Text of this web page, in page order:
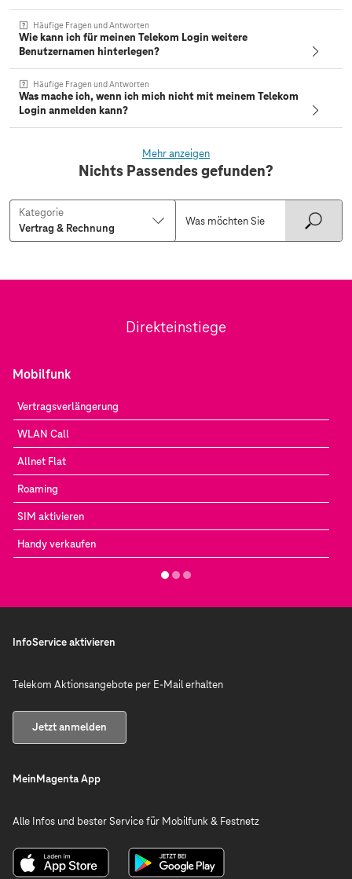
Häufige Fragen und Antworten
Wie kann ich für meinen Telekom Login weitere
Benutzernamen hinterlegen?
Häufige Fragen und Antworten
Was mache ich, wenn ich mich nicht mit meinem Telekom
Login anmelden kann?
Mehr anzeigen
Nichts Passendes gefunden?
Kategorie
Direkteinstiege
Mobilfunk
Vertragsverlängerung
WLAN Call
Allnet Flat
Roaming
SIM aktivieren
Handy verkaufen
InfoService aktivieren
Telekom Aktionsangebote per E-Mail erhalten
Jetzt anmelden
MeinMagenta App
Alle Infos und bester Service für Mobilfunk & Festnetz